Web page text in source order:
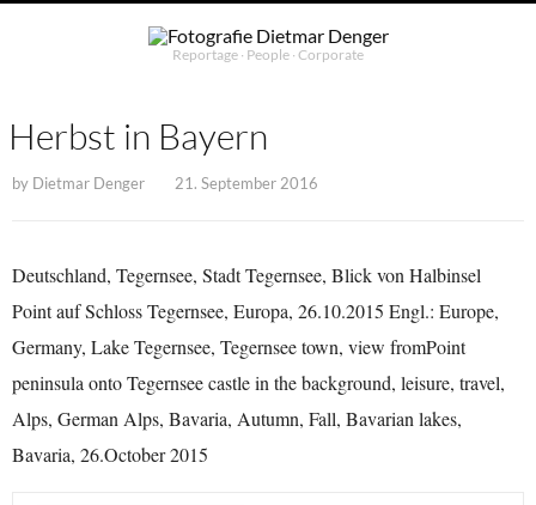
Reportage ∙ People ∙ Corporate
Herbst in Bayern
by Dietmar Denger 21. September 2016
Deutschland, Tegernsee, Stadt Tegernsee, Blick von Halbinsel
Point auf Schloss Tegernsee, Europa, 26.10.2015 Engl.: Europe,
Germany, Lake Tegernsee, Tegernsee town, view fromPoint
peninsula onto Tegernsee castle in the background, leisure, travel,
Alps, German Alps, Bavaria, Autumn, Fall, Bavarian lakes,
Bavaria, 26.October 2015